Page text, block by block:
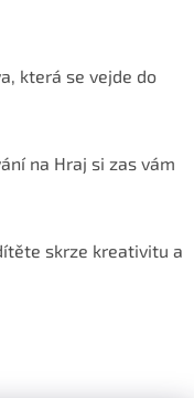
která se vejde do
na Hraj si zas vám
skrze kreativitu a